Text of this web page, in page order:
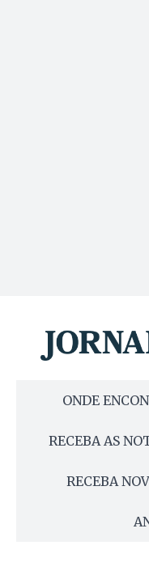
ONDE
RECEBA AS
RECEBA